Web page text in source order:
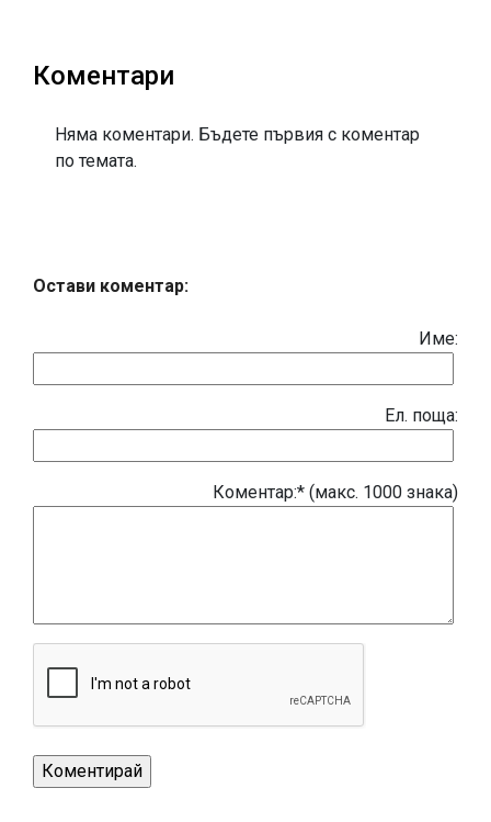
Коментари
Няма коментари. Бъдете първия с коментар
по темата.
Остави коментар:
Име:
Eл. поща:
Коментар:* (макс. 1000 знака)